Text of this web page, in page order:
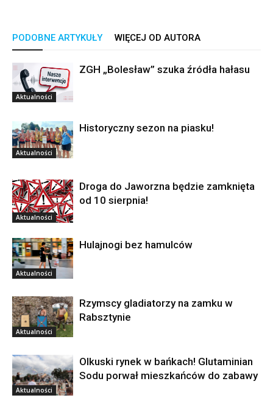
PODOBNE ARTYKUŁY WIĘCEJ OD AUTORA
Aktualności
ZGH „Bolesław” szuka źródła hałasu
Aktualności
Historyczny sezon na piasku!
Aktualności
Droga do Jaworzna będzie zamknięta
od 10 sierpnia!
Aktualności
Hulajnogi bez hamulców
Aktualności
Rzymscy gladiatorzy na zamku w
Rabsztynie
Aktualności
Olkuski rynek w bańkach! Glutaminian
Sodu porwał mieszkańców do zabawy